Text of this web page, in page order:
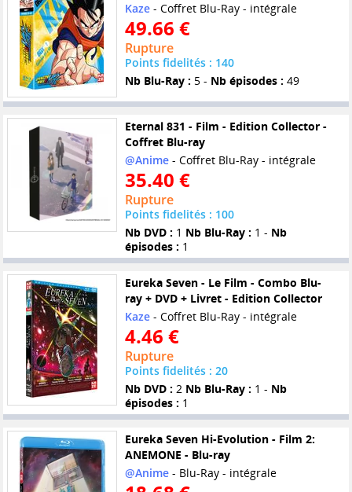
Kaze- Coffret Blu-Ray - intégrale
49.66 €
Rupture
Points fidelités : 140
Nb Blu-Ray : 5 - Nb épisodes : 49
Eternal 831 - Film - Edition Collector -
Coffret Blu-ray
@Anime- Coffret Blu-Ray - intégrale
35.40 €
Rupture
Points fidelités : 100
Nb DVD : 1 Nb Blu-Ray : 1 - Nb
épisodes : 1
Eureka Seven - Le Film - Combo Blu-
ray + DVD + Livret - Edition Collector
Kaze- Coffret Blu-Ray - intégrale
4.46 €
Rupture
Points fidelités : 20
Nb DVD : 2 Nb Blu-Ray : 1 - Nb
épisodes : 1
Eureka Seven Hi-Evolution - Film 2:
ANEMONE - Blu-ray
@Anime- Blu-Ray - intégrale